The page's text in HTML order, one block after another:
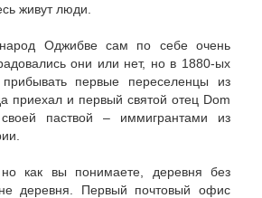
живут люди.
Оджибве сам по себе очень
они или нет, но в 1880-ых
первые переселенцы из
приехал и первый святой отец Dom
паствой – иммигрантами из
как вы понимаете, деревня без
деревня. Первый почтовый офис